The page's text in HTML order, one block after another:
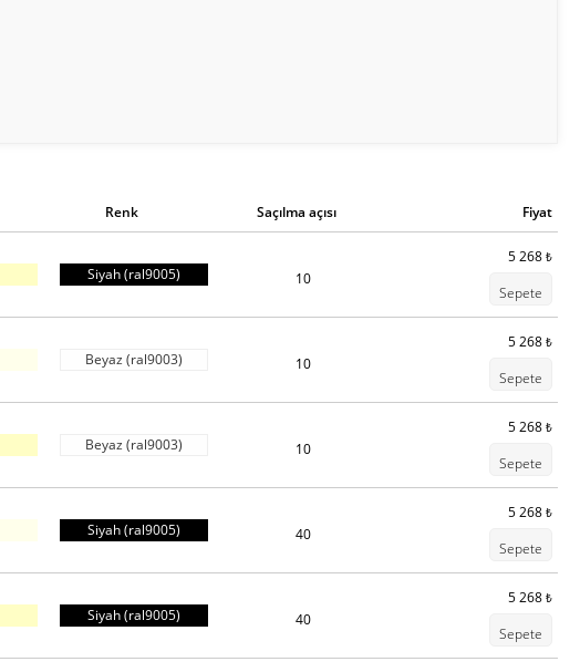
Renk Saçılma açısı Fiyat
Siyah (ral9005) 10
5 268₺
Sepete
Beyaz (ral9003) 10
5 268₺
Sepete
Beyaz (ral9003) 10
5 268₺
Sepete
Siyah (ral9005) 40
5 268₺
Sepete
Siyah (ral9005) 40
5 268₺
Sepete